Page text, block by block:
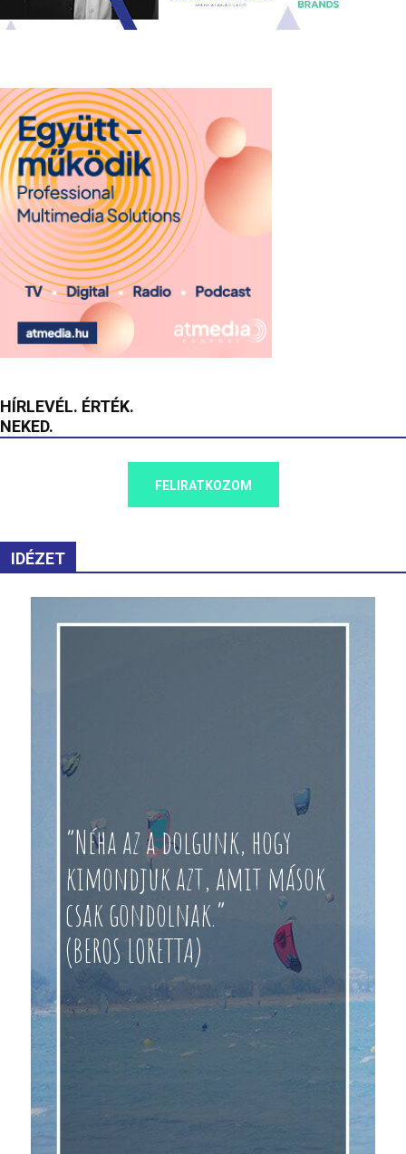
HÍRLEVÉL. ÉRTÉK.
NEKED.
FELIRATKOZOM
IDÉZET
“Néha az a dolgunk, hogy
kimondjuk azt, amit mások
csak gondolnak.”
(BEROS LORETTA)